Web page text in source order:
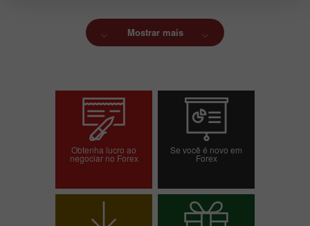
Mostrar mais
Obtenha lucro ao
negociar no Forex
negociação
Se você é novo em
Forex
Abrir conta demo